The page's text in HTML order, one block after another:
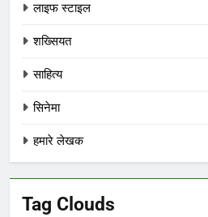
लाइफ स्टाइल
शख्सियत
साहित्य
सिनेमा
हमारे लेखक
Tag Clouds